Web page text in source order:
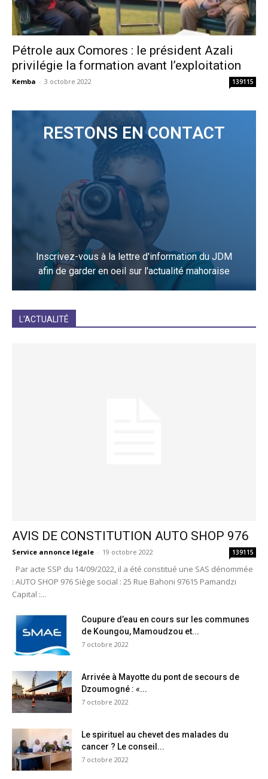
Pétrole aux Comores : le président Azali
privilégie la formation avant l’exploitation
Kemba - 3 octobre 2022 139115
RESTONS EN CONTACT
Inscrivez-vous à la lettre d'information du JDM
afin de garder en oeil sur l'actualité mahoraise
L'ACTUALITÉ
AVIS DE CONSTITUTION AUTO SHOP 976
Service annonce légale - 19 octobre 2022 139115
Par acte SSP du 14/09/2022, il a été constitué une SAS dénommée
: AUTO SHOP 976 Siège social : 25 Rue Bahoni 97615 Pamandzi
Capital :...
Coupure d’eau en cours sur les communes
de Koungou, Mamoudzou et...
7 octobre 2022
Arrivée à Mayotte du pont de secours de
Dzoumogné : «...
7 octobre 2022
Le spirituel au chevet des malades du
cancer ? Le conseil...
7 octobre 2022